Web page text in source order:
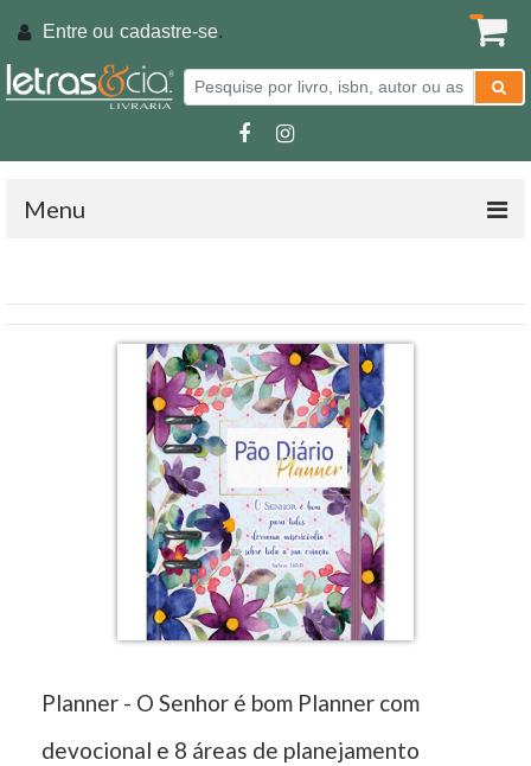
Entre ou cadastre-se.
Menu
Planner - O Senhor é bom Planner com
devocional e 8 áreas de planejamento